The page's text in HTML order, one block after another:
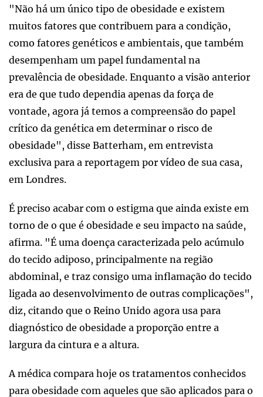
"Não há um único tipo de obesidade e existem
muitos fatores que contribuem para a condição,
como fatores genéticos e ambientais, que também
desempenham um papel fundamental na
prevalência de obesidade. Enquanto a visão anterior
era de que tudo dependia apenas da força de
vontade, agora já temos a compreensão do papel
crítico da genética em determinar o risco de
obesidade", disse Batterham, em entrevista
exclusiva para a reportagem por vídeo de sua casa,
em Londres.
É preciso acabar com o estigma que ainda existe em
torno de o que é obesidade e seu impacto na saúde,
afirma. "É uma doença caracterizada pelo acúmulo
do tecido adiposo, principalmente na região
abdominal, e traz consigo uma inflamação do tecido
ligada ao desenvolvimento de outras complicações",
diz, citando que o Reino Unido agora usa para
diagnóstico de obesidade a proporção entre a
largura da cintura e a altura.
A médica compara hoje os tratamentos conhecidos
para obesidade com aqueles que são aplicados para o